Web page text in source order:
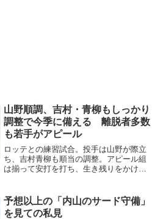
山野順調、吉村・青柳もしっかり
調整で今季に備える 離脱者多数
も若手がアピール
ロッテとの練習試合。投手は山野が際立
ち、吉村青柳も順当の調整。アピール組
は揃って安打を打ち、生き残りをかけた
予想以上の「内山のサード守備」
を見ての私見